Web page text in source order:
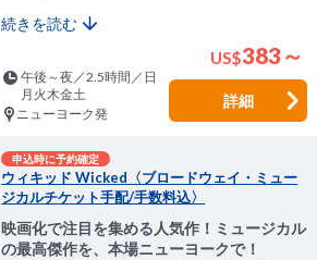
続きを読む
US$383～
午後～夜／2.5時間／日
月火木金土
ニューヨーク発
詳細
申込時に予約確定
ウィキッド Wicked〈ブロードウェイ・ミュー
ジカルチケット手配/手数料込〉
映画化で注目を集める人気作！ミュージカル
の最高傑作を、本場ニューヨークで！